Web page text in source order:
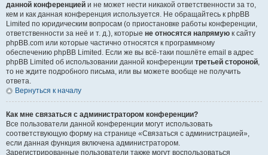
данной конференцией и не может нести никакой ответственности за то,
кем и как данная конференция используется. Не обращайтесь к phpBB
Limited по юридическим вопросам (о приостановке работы конференции,
ответственности за неё и т. д.), которые не относятся напрямую к сайту
phpBB.com или которые частично относятся к программному
обеспечению phpBB Limited. Если же вы всё-таки пошлёте email в адрес
phpBB Limited об использовании данной конференции третьей стороной,
то не ждите подробного письма, или вы можете вообще не получить
ответа.
Вернуться к началу
Как мне связаться с администратором конференции?
Все пользователи данной конференции могут использовать
соответствующую форму на странице «Связаться с администрацией»,
если данная функция включена администратором.
Зарегистрированные пользователи также могут воспользоваться